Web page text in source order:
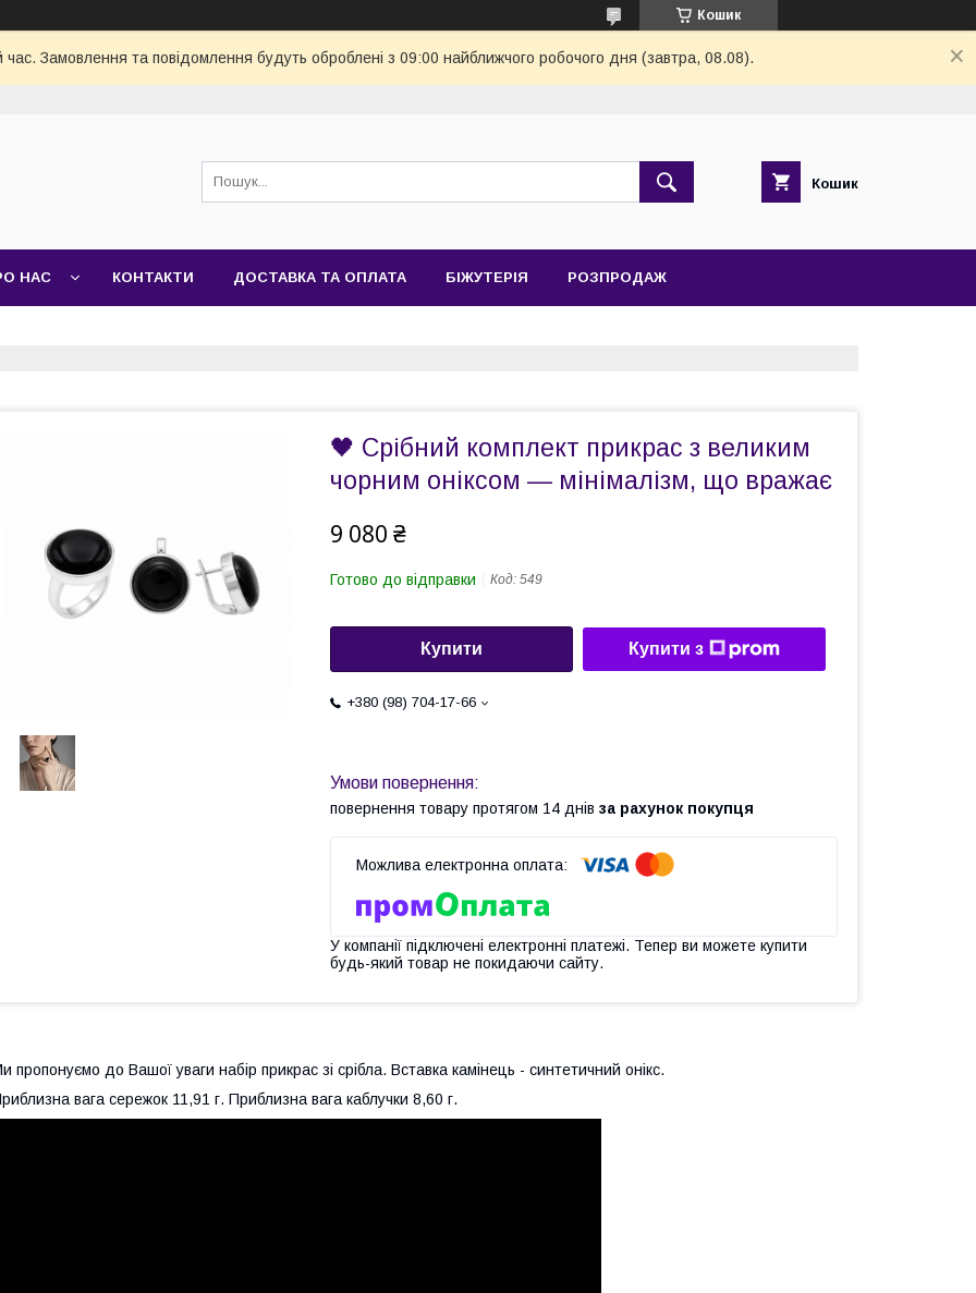
Кошик
час. Замовлення та повідомлення будуть оброблені з 09:00 найближчого робочого дня (завтра, 08.08).
Кошик
НАС КОНТАКТИ ДОСТАВКА ТА ОПЛАТА БІЖУТЕРІЯ РОЗПРОДАЖ
🖤 Срібний комплект прикрас з великим
чорним оніксом — мінімалізм, що вражає
9 080 ₴
Готово до відправки Код: 549
Купити Купити з
+380 (98) 704-17-66
повернення товару протягом 14 днів за рахунок покупця
У компанії підключені електронні платежі. Тепер ви можете купити
будь-який товар не покидаючи сайту.
пропонуємо до Вашої уваги набір прикрас зі срібла. Вставка камінець - синтетичний онікс.
вага сережок 11,91 г. Приблизна вага каблучки 8,60 г.